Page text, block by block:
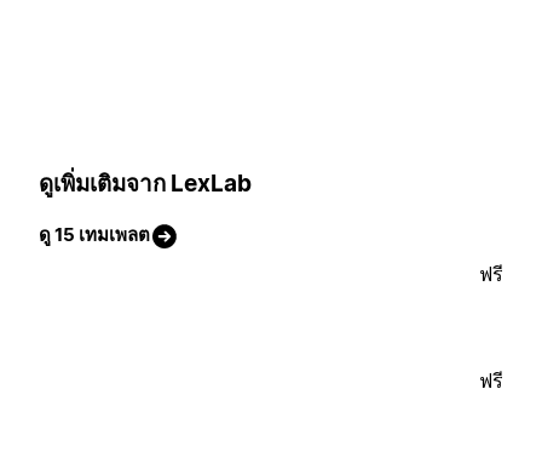
ดูเพิ่มเติมจาก LexLab
ดู 15 เทมเพลต
ฟรี
ฟรี